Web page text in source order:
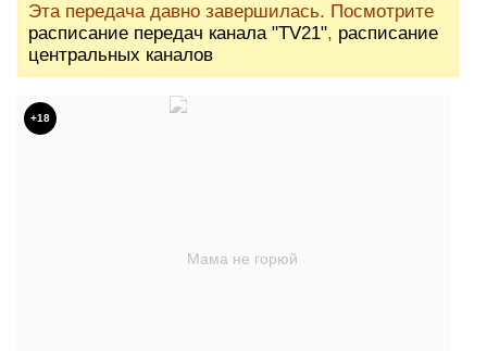
Эта передача давно завершилась. Посмотрите
расписание передач канала "TV21", расписание
центральных каналов
+18